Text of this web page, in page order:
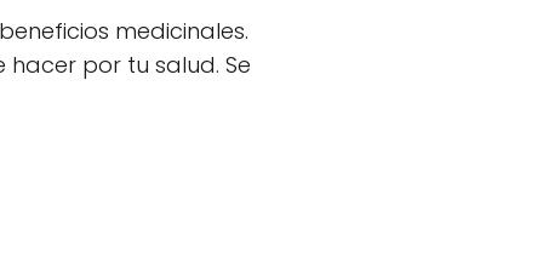
medicinales.
por tu salud. Se